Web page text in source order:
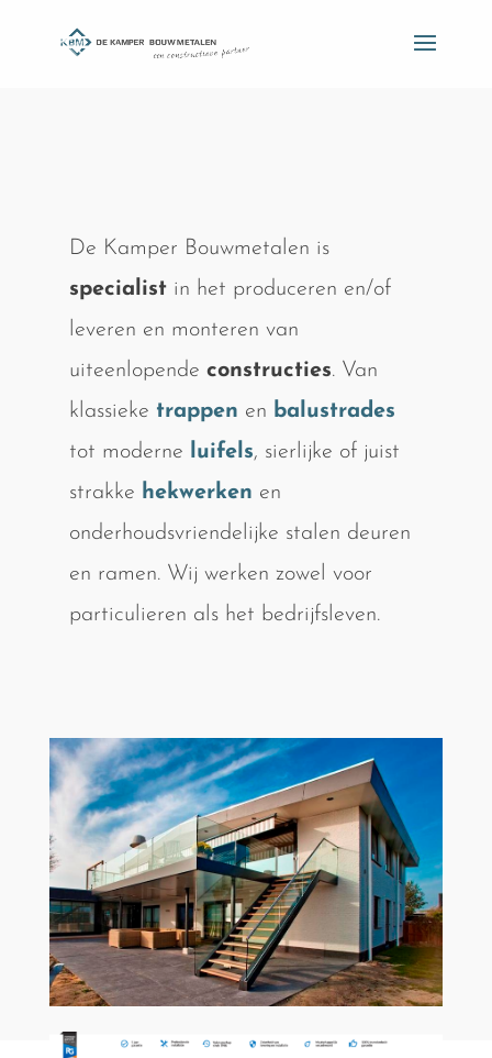
De Kamper Bouwmetalen is
specialistin het produceren en/of
leveren en monteren van
uiteenlopende constructies. Van
klassieke trappen en balustrades
tot moderne luifels, sierlijke of juist
strakke hekwerken en
onderhoudsvriendelijke stalen deuren
en ramen. Wij werken zowel voor
particulieren als het bedrijfsleven.